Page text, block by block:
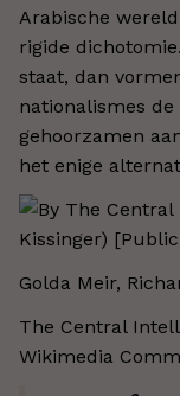
Arabische
rigide
staat, dan
nationalismes
gehoorzamen
het enige
Golda Meir,
The Central
Wikimedia